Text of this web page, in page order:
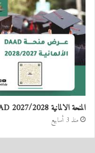
المنحة الالمانية DAAD 2027/2028
منذ 3 أسابيع